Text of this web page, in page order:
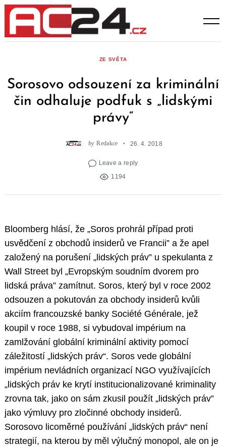
Skip
content
ZE SVĚTA
Sorosovo odsouzení za kriminální
čin odhaluje podfuk s „lidskými
právy“
by Redakce 26. 4. 2018
Leave a reply
1194
Bloomberg hlásí, že „Soros prohrál případ proti
usvědčení z obchodů insiderů ve Francii” a že apel
založený na porušení „lidských práv” u spekulanta z
Wall Street byl „Evropským soudním dvorem pro
lidská práva” zamítnut. Soros, který byl v roce 2002
odsouzen a pokutován za obchody insiderů kvůli
akciím francouzské banky Société Générale, jež
koupil v roce 1988, si vybudoval impérium na
zamlžování globální kriminální aktivity pomocí
záležitostí „lidských práv“. Soros vede globální
impérium nevládních organizací NGO využívajících
„lidských práv ke krytí institucionalizované kriminality
zrovna tak, jako on sám zkusil použít „lidských práv”
jako výmluvy pro zločinné obchody insiderů.
Sorosovo licoměrné používání „lidských práv“ není
strategií, na kterou by měl výlučný monopol, ale on je